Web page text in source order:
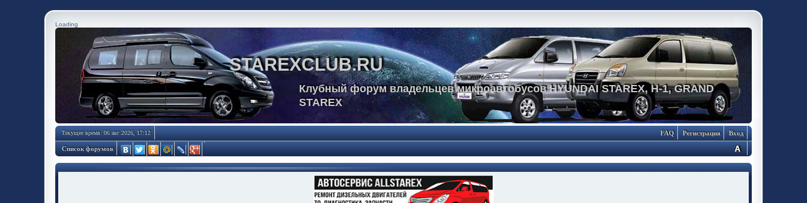
Loading
STAREXCLUB.RU
Клубный форум владельцев микроавтобусов HYUNDAI STAREX, H-1, GRAND
STAREX
Текущее время: 06 авг 2026, 17:12 Вход
Регистрация
FAQ
Список форумов